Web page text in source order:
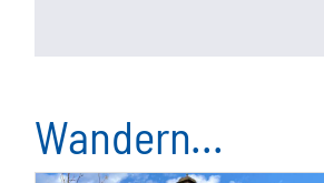
Wandern...